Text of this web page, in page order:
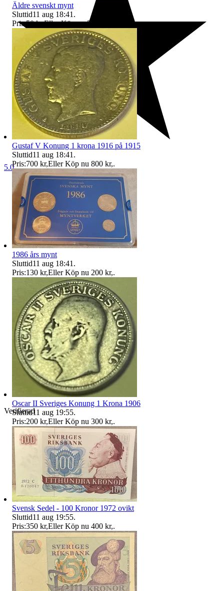
5.0
Verifierad
Äldre svenskt mynt
Sluttid11 aug 18:41 .
Pris:50 kr,Eller Köp nu 70 kr
Gustaf V Konung 1 krona 1916 på 1915
Sluttid11 aug 18:41 .
Pris:700 kr,Eller Köp nu 800 kr,.
1986 års mynt
Sluttid11 aug 18:41 .
Pris:130 kr,Eller Köp nu 200 kr,.
Oscar II Sveriges Konung 1 Krona 1906
Sluttid11 aug 19:55.
Pris:200 kr,Eller Köp nu 300 kr,.
Svensk Sedel - 100 Kronor 1972 ovikt
Sluttid11 aug 19:55.
Pris:350 kr,Eller Köp nu 400 kr,.